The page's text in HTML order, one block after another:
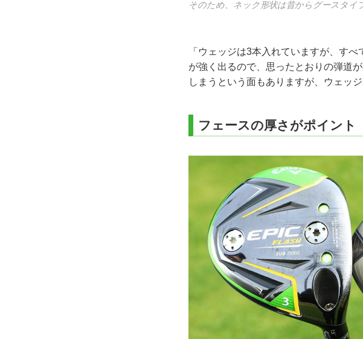
「ウェッジは3本入れていますが、す
が強く出るので、思ったとおりの弾道
しまうという面もありますが、ウェッ
フェースの厚さがポイント